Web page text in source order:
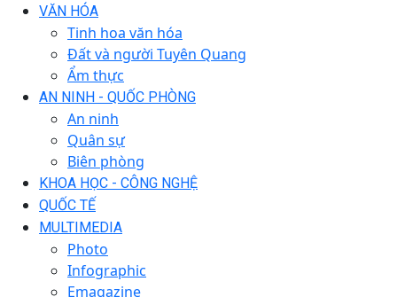
VĂN HÓA
Tinh hoa văn hóa
Đất và người Tuyên Quang
Ẩm thực
AN NINH - QUỐC PHÒNG
An ninh
Quân sự
Biên phòng
KHOA HỌC - CÔNG NGHỆ
QUỐC TẾ
MULTIMEDIA
Photo
Infographic
Emagazine